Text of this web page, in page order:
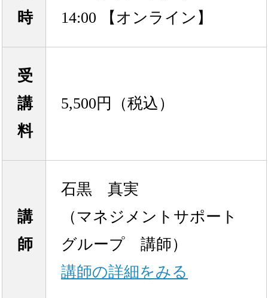
時
14:00 【オンライン】
受
講
料
5,500円（税込）
講
師
石黒 真実
（マネジメントサポート
グループ 講師）
講師の詳細をみる